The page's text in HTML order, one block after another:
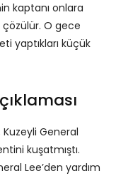
kaptanı onlara
O gece
yaptıkları küçük
Kuzeyli General
kuşatmıştı.
Lee’den yardım